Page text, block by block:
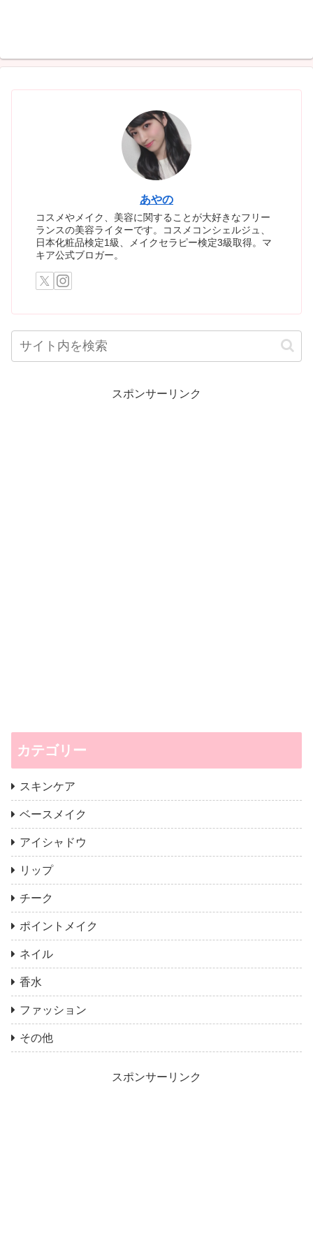
あやの
コスメやメイク、美容に関することが大好きなフリー
ランスの美容ライターです。コスメコンシェルジュ、
日本化粧品検定1級、メイクセラピー検定3級取得。マ
キア公式ブロガー。
スポンサーリンク
カテゴリー
スキンケア
ベースメイク
アイシャドウ
リップ
チーク
ポイントメイク
ネイル
香水
ファッション
その他
スポンサーリンク